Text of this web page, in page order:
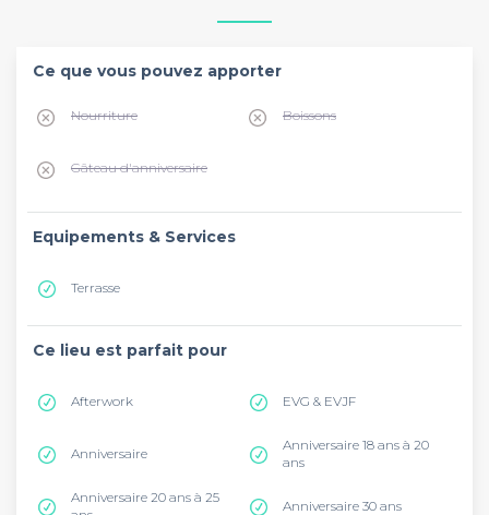
Ce que vous pouvez apporter
Nourriture Boissons
Gâteau d'anniversaire
Equipements & Services
Terrasse
Ce lieu est parfait pour
Afterwork EVG & EVJF
Anniversaire
Anniversaire 18 ans à 20
ans
Anniversaire 20 ans à 25
Anniversaire 30 ans